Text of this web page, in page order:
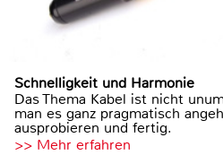
Schnelligkeit und Harmonie
Das Thema Kabel ist nicht
man es ganz pragmatisch
ausprobieren und fertig.
>> Mehr erfahren